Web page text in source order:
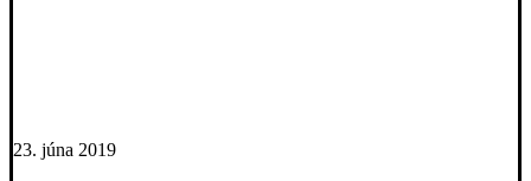
23. júna 2019